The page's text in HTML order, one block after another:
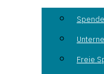
Freie